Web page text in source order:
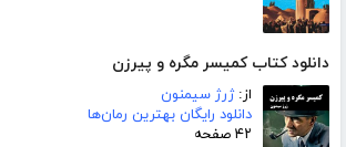
دانلود کتاب کمیسر مگره و پیرزن
از:ژرژ سیمنون
دانلود رایگان بهترین رمان‌ها
۴۲ صفحه